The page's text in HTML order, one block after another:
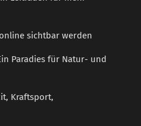
sichtbar werden
Paradies für Natur- und
Kraftsport,